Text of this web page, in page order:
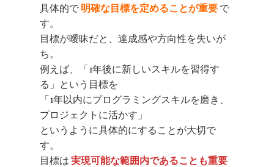
具体的で明確な目標を定めることが重要で
す。
目標が曖昧だと、達成感や方向性を失いが
ち。
例えば、「1年後に新しいスキルを習得す
る」という目標を
「1年以内にプログラミングスキルを磨き、
プロジェクトに活かす」
というように具体的にすることが大切で
す。
目標は実現可能な範囲内であることも重要